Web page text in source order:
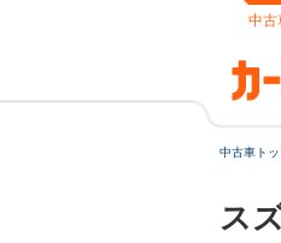
中古
中古車ト
ス